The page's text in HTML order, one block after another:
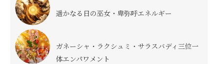
遥かなる日の巫女・卑弥呼エネルギー
ガネーシャ・ラクシュミ・サラスバディ三位一
体エンパワメント